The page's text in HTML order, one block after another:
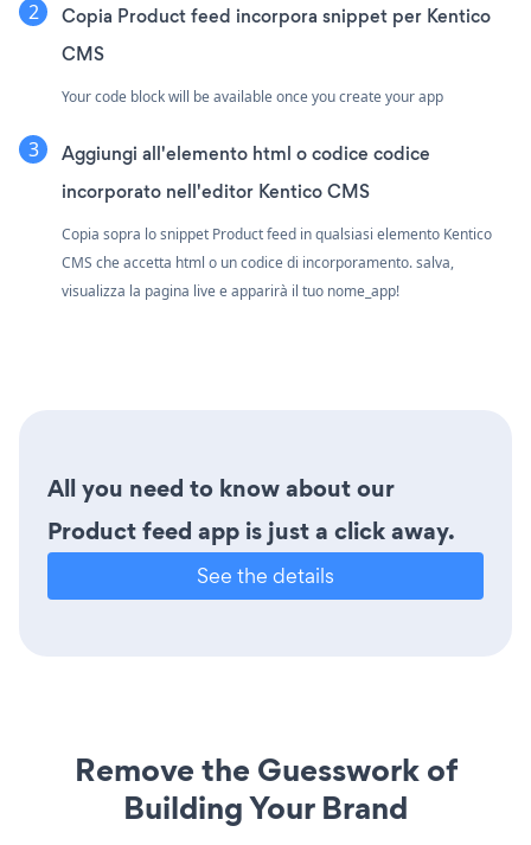
Copia Product feed incorpora snippet per Kentico
CMS
Your code block will be available once you create your app
Aggiungi all'elemento html o codice codice
incorporato nell'editor Kentico CMS
Copia sopra lo snippet Product feed in qualsiasi elemento Kentico
CMS che accetta html o un codice di incorporamento. salva,
visualizza la pagina live e apparirà il tuo nome_app!
All you need to know about our
Product feed app is just a click away.
See the details
Remove the Guesswork of
Building Your Brand